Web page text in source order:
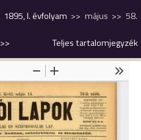
1895, I. évfolyam május
58.
>> Teljes tartalomjegyzék